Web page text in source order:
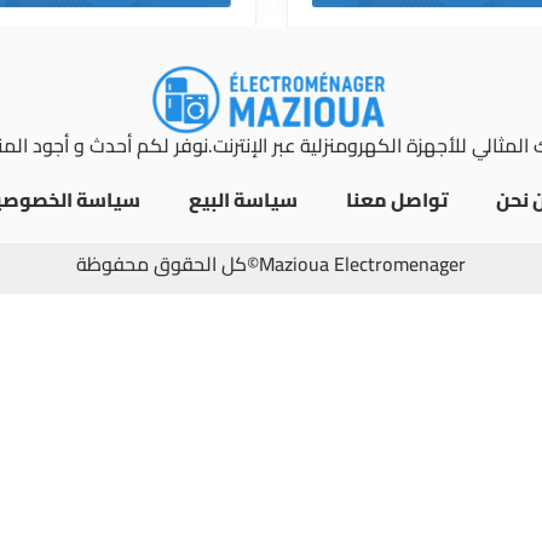
للأجهزة الكهرومنزلية عبر الإنترنت.نوفر لكم أحدث و أجود
نحن
تواصل معنا سياسة البيع
سياسة
Mazioua Electromenager©كل الحقوق محفوظة